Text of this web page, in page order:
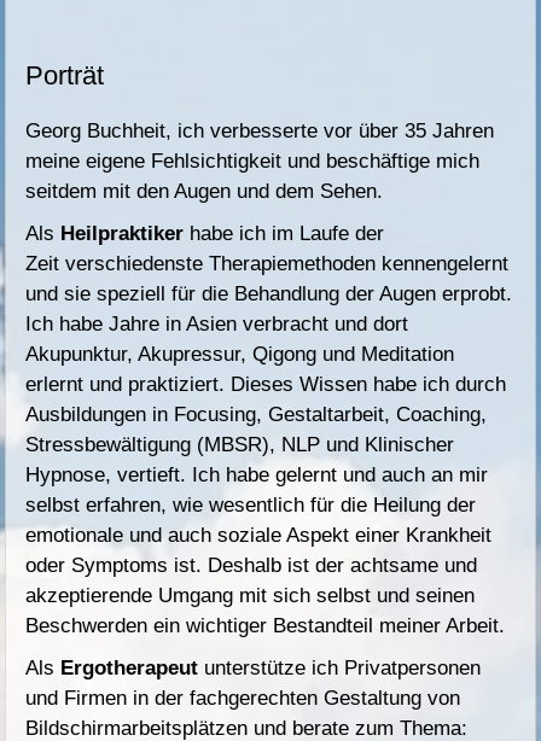
Porträt
Georg Buchheit, ich verbesserte vor über 35 Jahren
meine eigene Fehlsichtigkeit und beschäftige mich
seitdem mit den Augen und dem Sehen.
Als Heilpraktiker habe ich im Laufe der
Zeit verschiedenste Therapiemethoden kennengelernt
und sie speziell für die Behandlung der Augen erprobt.
Ich habe Jahre in Asien verbracht und dort
Akupunktur, Akupressur, Qigong und Meditation
erlernt und praktiziert. Dieses Wissen habe ich durch
Ausbildungen in Focusing, Gestaltarbeit, Coaching,
Stressbewältigung (MBSR), NLP und Klinischer
Hypnose, vertieft. Ich habe gelernt und auch an mir
selbst erfahren, wie wesentlich für die Heilung der
emotionale und auch soziale Aspekt einer Krankheit
oder Symptoms ist. Deshalb ist der achtsame und
akzeptierende Umgang mit sich selbst und seinen
Beschwerden ein wichtiger Bestandteil meiner Arbeit.
Als Ergotherapeut unterstütze ich Privatpersonen
und Firmen in der fachgerechten Gestaltung von
Bildschirmarbeitsplätzen und berate zum Thema: